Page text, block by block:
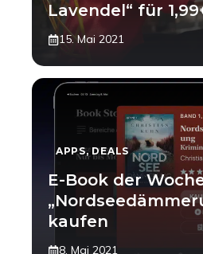
Lavendel“ für
15. Mai 2021
APPS,DEALS
E-Book der
kaufen
8. Mai 2021